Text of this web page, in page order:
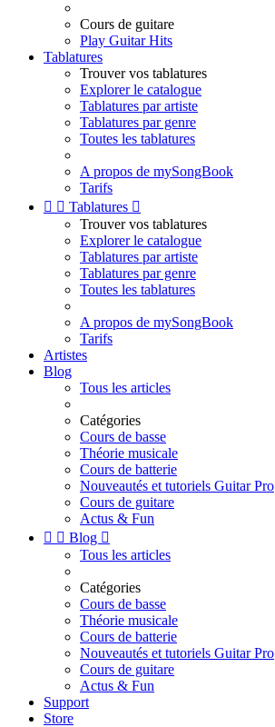
Cours de guitare
Play Guitar Hits
Tablatures
Trouver vos tablatures
Explorer le catalogue
Tablatures par artiste
Tablatures par genre
Toutes les tablatures
A propos de mySongBook
Tarifs
  Tablatures 
Trouver vos tablatures
Explorer le catalogue
Tablatures par artiste
Tablatures par genre
Toutes les tablatures
A propos de mySongBook
Tarifs
Artistes
Blog
Tous les articles
Catégories
Cours de basse
Théorie musicale
Cours de batterie
Nouveautés et tutoriels Guitar Pro
Cours de guitare
Actus & Fun
  Blog 
Tous les articles
Catégories
Cours de basse
Théorie musicale
Cours de batterie
Nouveautés et tutoriels Guitar Pro
Cours de guitare
Actus & Fun
Support
Store